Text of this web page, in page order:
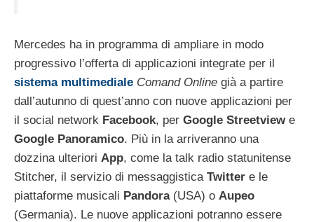
Mercedes ha in programma di ampliare in modo
progressivo l’offerta di applicazioni integrate per il
sistema multimediale Comand Online già a partire
dall’autunno di quest’anno con nuove applicazioni per
il social network Facebook, per Google Streetview e
Google Panoramico. Più in la arriveranno una
dozzina ulteriori App, come la talk radio statunitense
Stitcher, il servizio di messaggistica Twitter e le
piattaforme musicali Pandora(USA) o Aupeo
(Germania). Le nuove applicazioni potranno essere